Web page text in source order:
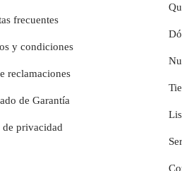
frecuentes
y condiciones
reclamaciones
de Garantía
de privacidad